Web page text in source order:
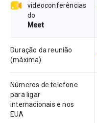
videoconferências
do
Meet
Duração da reunião
(máxima)
Números de telefone
para ligar
internacionais e nos
EUA